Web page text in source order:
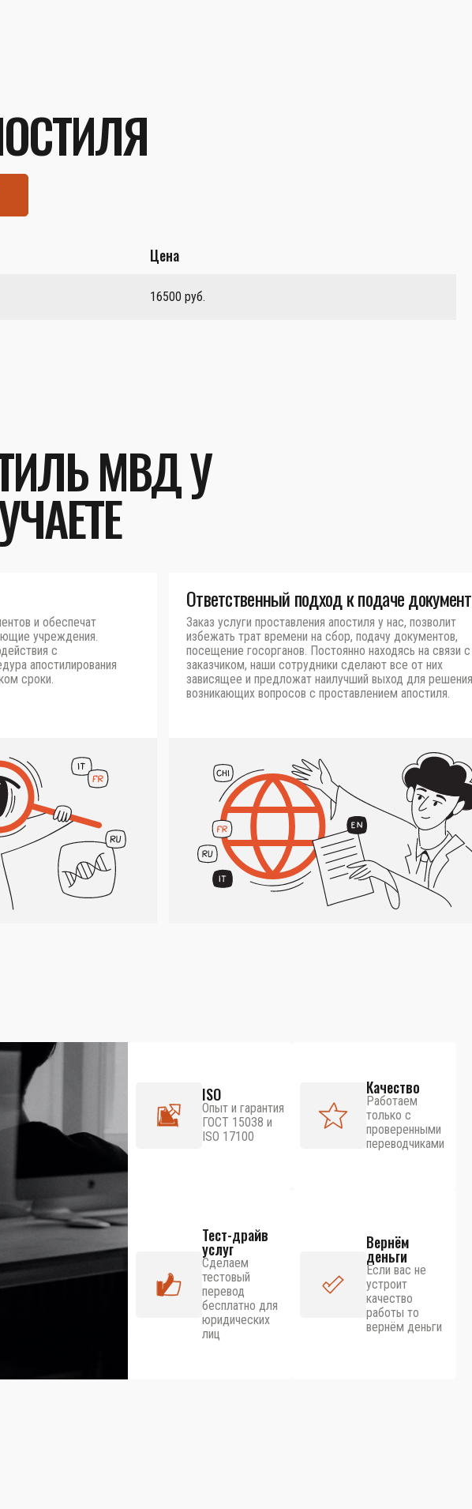
Цена
16500 руб.
МВД У
и обеспечат
учреждения.
с
апостилирования
сроки.
Ответственный подход к подаче
Заказ услуги проставления апостиля у нас, позволит
избежать трат времени на сбор, подачу документов,
посещение госорганов. Постоянно находясь на связи с
заказчиком, наши сотрудники сделают все от них
зависящее и предложат наилучший выход для решения
возникающих вопросов с проставлением апостиля.
ISO
Опыт и гарантия
ГОСТ 15038 и
ISO 17100
Качество
Работаем
только с
проверенными
переводчиками
Тест-драйв
услуг
Сделаем
тестовый
перевод
бесплатно для
юридических
лиц
Вернём
деньги
Если вас не
устроит
качество
работы то
вернём деньги